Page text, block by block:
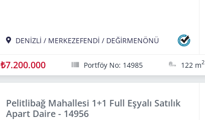
DENİZLİ / MERKEZEFENDİ / DEĞİRMENÖNÜ
₺7.200.000 Portföy No: 14985 122 m2
Pelitlibağ Mahallesi 1+1 Full Eşyalı Satılık
Apart Daire - 14956